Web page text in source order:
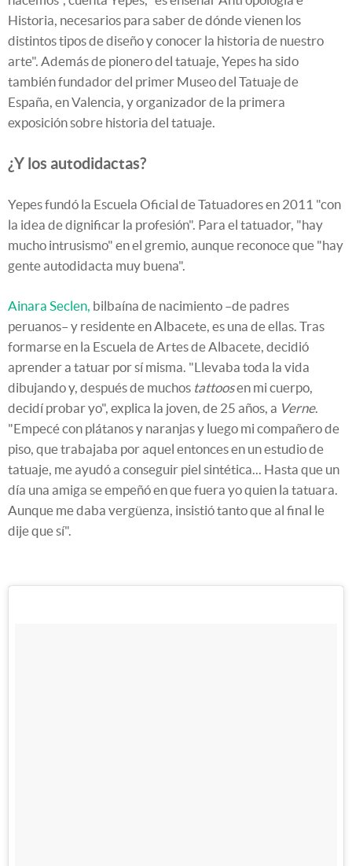
Historia, necesarios para saber de dónde vienen los
distintos tipos de diseño y conocer la historia de nuestro
arte". Además de pionero del tatuaje, Yepes ha sido
también fundador del primer Museo del Tatuaje de
España, en Valencia, y organizador de la primera
exposición sobre historia del tatuaje.
¿Y los autodidactas?
Yepes fundó la Escuela Oficial de Tatuadores en 2011 "con
la idea de dignificar la profesión". Para el tatuador, "hay
mucho intrusismo" en el gremio, aunque reconoce que "hay
gente autodidacta muy buena".
Ainara Seclen, bilbaína de nacimiento –de padres
peruanos– y residente en Albacete, es una de ellas. Tras
formarse en la Escuela de Artes de Albacete, decidió
aprender a tatuar por sí misma. "Llevaba toda la vida
dibujando y, después de muchos tattoosen mi cuerpo,
decidí probar yo", explica la joven, de 25 años, a Verne.
"Empecé con plátanos y naranjas y luego mi compañero de
piso, que trabajaba por aquel entonces en un estudio de
tatuaje, me ayudó a conseguir piel sintética... Hasta que un
día una amiga se empeñó en que fuera yo quien la tatuara.
Aunque me daba vergüenza, insistió tanto que al final le
dije que sí".